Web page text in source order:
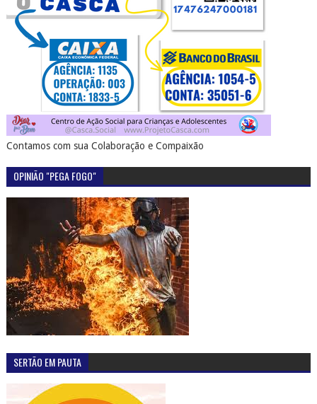
Contamos com sua Colaboração e Compaixão
OPINIÃO "PEGA FOGO"
SERTÃO EM PAUTA